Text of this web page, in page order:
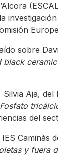
sobre
black
Aja,
del
Caminàs
y fuera